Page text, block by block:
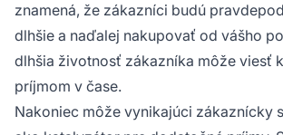
znamená, že zákazníci budú
dlhšie a naďalej nakupovať od vášho
dlhšia životnosť zákazníka môže viesť k
príjmom v čase.
Nakoniec môže vynikajúci zákaznícky